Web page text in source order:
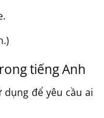
tiếng Anh
để yêu cầu ai